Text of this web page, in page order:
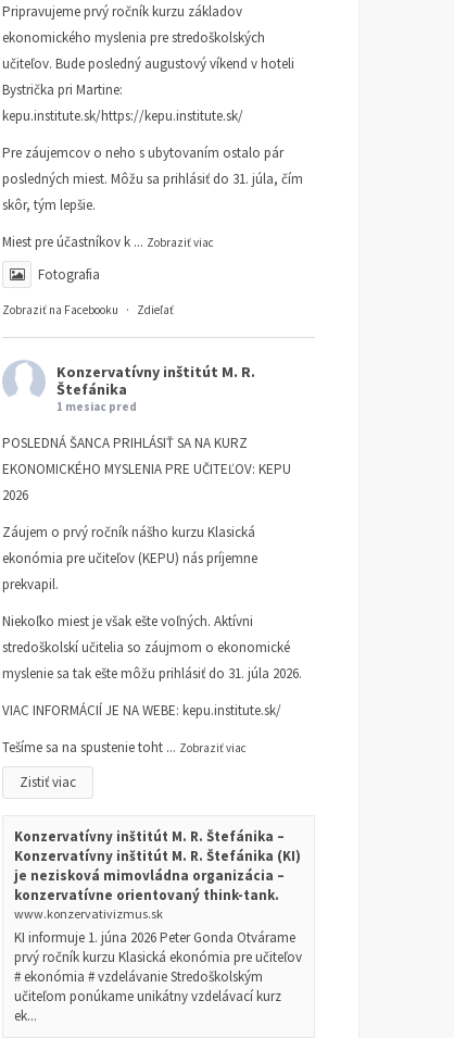
Pripravujeme prvý ročník kurzu základov
ekonomického myslenia pre stredoškolských
učiteľov. Bude posledný augustový víkend v hoteli
Bystrička pri Martine:
kepu.institute.sk/https://kepu.institute.sk/
Pre záujemcov o neho s ubytovaním ostalo pár
posledných miest. Môžu sa prihlásiť do 31. júla, čím
skôr, tým lepšie.
Miest pre účastníkov k ... Zobraziť viac
Fotografia
Zobraziť na Facebooku · Zdieľať
Konzervatívny inštitút M. R.
Štefánika
1 mesiac pred
POSLEDNÁ ŠANCA PRIHLÁSIŤ SA NA KURZ
EKONOMICKÉHO MYSLENIA PRE UČITEĽOV: KEPU
2026
Záujem o prvý ročník nášho kurzu Klasická
ekonómia pre učiteľov (KEPU) nás príjemne
prekvapil.
Niekoľko miest je však ešte voľných. Aktívni
stredoškolskí učitelia so záujmom o ekonomické
myslenie sa tak ešte môžu prihlásiť do 31. júla 2026.
VIAC INFORMÁCIÍ JE NA WEBE: kepu.institute.sk/
Tešíme sa na spustenie toht ... Zobraziť viac
Zistiť viac
Konzervatívny inštitút M. R. Štefánika –
Konzervatívny inštitút M. R. Štefánika (KI)
je nezisková mimovládna organizácia –
konzervatívne orientovaný think-tank.
www.konzervativizmus.sk
KI informuje 1. júna 2026 Peter Gonda Otvárame
prvý ročník kurzu Klasická ekonómia pre učiteľov
# ekonómia # vzdelávanie Stredoškolským
učiteľom ponúkame unikátny vzdelávací kurz
ek...